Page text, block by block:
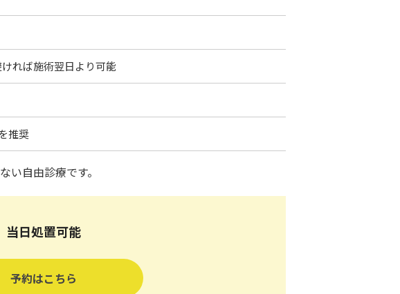
れば施術翌日より可能
推奨
い自由診療です。
当日処置可能
予約はこちら